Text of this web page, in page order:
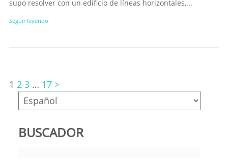
supo resolver con un edificio de líneas horizontales,...
Seguir leyendo
1 2 3 … 17 >
BUSCADOR